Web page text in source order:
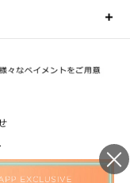
・サングラス)